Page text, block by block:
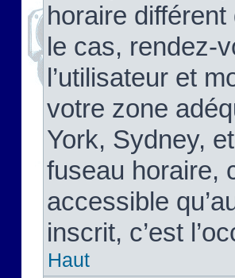
horaire
le cas, rendez-
l’utilisateur et
votre zone
York, Sydney,
fuseau horaire,
accessible
inscrit, c’est
Haut